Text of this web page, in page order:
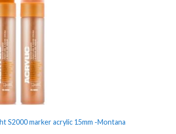
S2000 marker acrylic 15mm -Montana